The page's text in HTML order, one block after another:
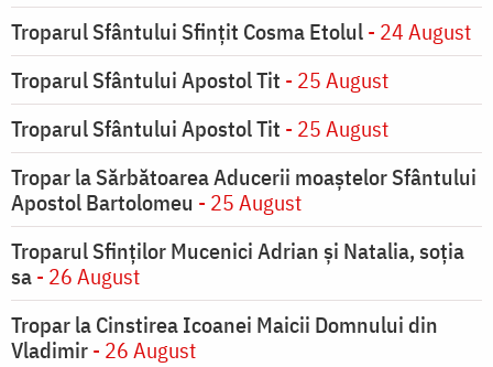
Troparul Sfântului Sfinţit Cosma Etolul- 24 August
Troparul Sfântului Apostol Tit - 25 August
Troparul Sfântului Apostol Tit - 25 August
Tropar la Sărbătoarea Aducerii moaştelor Sfântului
Apostol Bartolomeu - 25 August
Troparul Sfinţilor Mucenici Adrian şi Natalia, soţia
sa- 26 August
Tropar la Cinstirea Icoanei Maicii Domnului din
Vladimir- 26 August